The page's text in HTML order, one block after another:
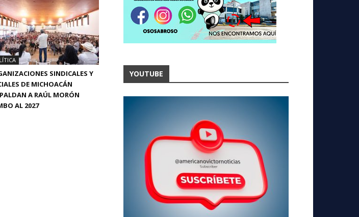
SINDICALES Y
DE MICHOACÁN
A RAÚL MORÓN
AL 2027
YOUTUBE